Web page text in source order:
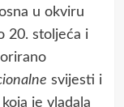
u okviru
20. stoljeća i
svijesti i
je vladala